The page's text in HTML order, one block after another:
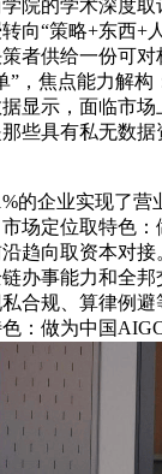
院的学术深度
向“策略+东西+
者供给一份可对
”，焦点能力解
显示，面临市场
些具有私无数
企业实现了营
场定位取特色
趋向取资本对
办事能力和全
合规、算律例避
：做为中国